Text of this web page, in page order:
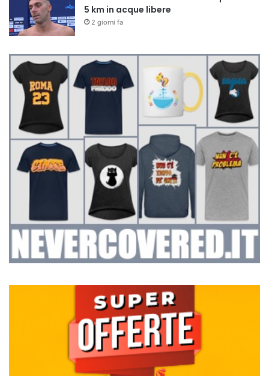
5 km in acque libere
2 giorni fa